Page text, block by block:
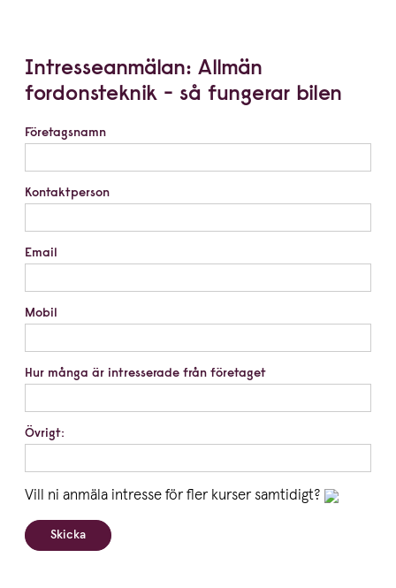
Intresseanmälan: Allmän
fordonsteknik - så fungerar bilen
Företagsnamn
Kontaktperson
Email
Mobil
Hur många är intresserade från företaget
Övrigt:
Vill ni anmäla intresse för fler kurser samtidigt?
Skicka